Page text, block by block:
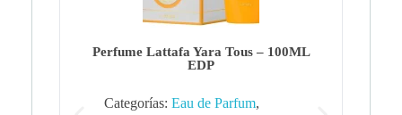
Perfume Lattafa Yara Tous – 100ML
EDP
Categorías: Eau de Parfum,